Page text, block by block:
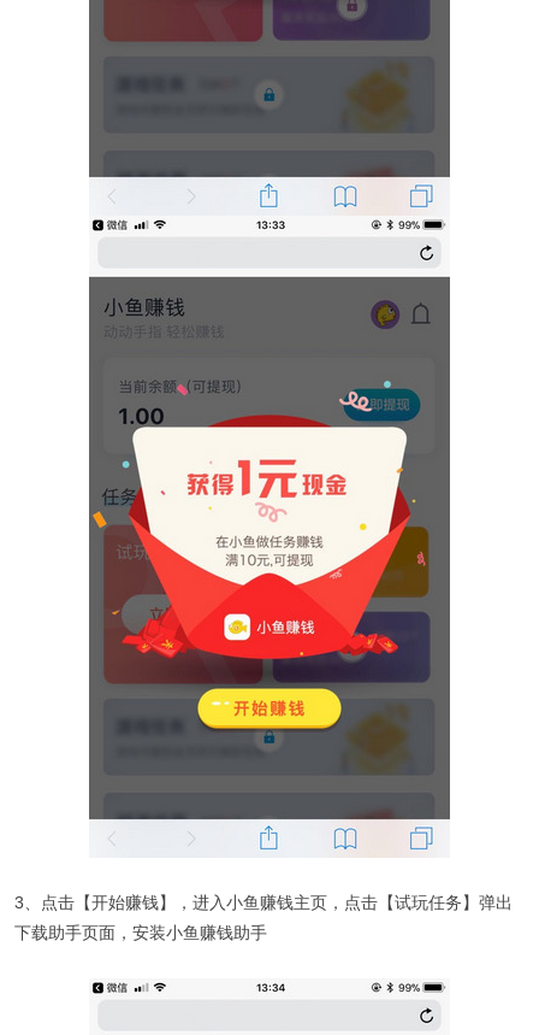
3、点击【开始赚钱】，进入小鱼赚钱主页，点击【试玩任务】弹出
下载助手页面，安装小鱼赚钱助手